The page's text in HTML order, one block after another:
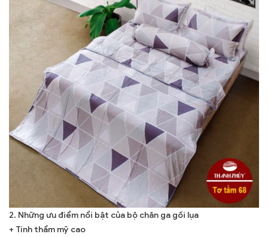
2. Những ưu điểm nổi bật của bộ chăn ga gối lụa
+ Tính thẩm mỹ cao